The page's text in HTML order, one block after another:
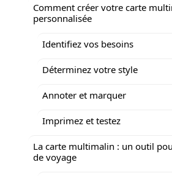
Comment créer votre carte
personnalisée
Identifiez vos besoins
Déterminez votre style
Annoter et marquer
Imprimez et testez
La carte multimalin : un outil
de voyage